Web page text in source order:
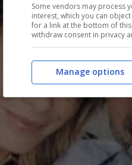
Some vendors may process
interest, which you can
for a link at the bottom of
withdraw consent in privacy
Manage options